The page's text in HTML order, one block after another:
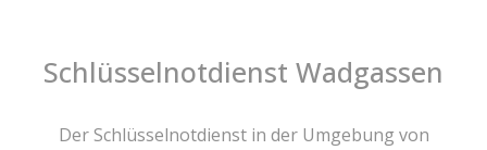
Schlüsselnotdienst Wadgassen
Der Schlüsselnotdienst in der Umgebung von